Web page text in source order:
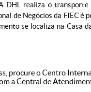
DHL realiza o
de Negócios da FIEC é
se localiza na Casa
procure o Centro
a Central de